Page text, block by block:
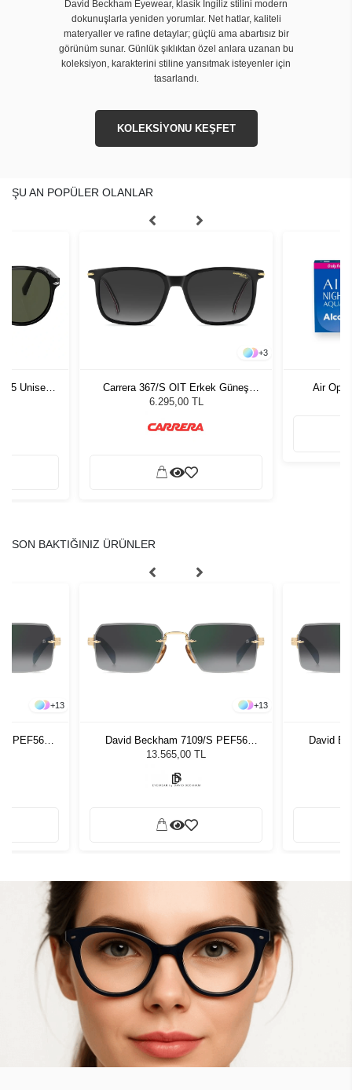
David Beckham Eyewear, klasik İngiliz stilini modern
dokunuşlarla yeniden yorumlar. Net hatlar, kaliteli
materyaller ve rafine detaylar; güçlü ama abartısız bir
görünüm sunar. Günlük şıklıktan özel anlara uzanan bu
koleksiyon, karakterini stiline yansıtmak isteyenler için
tasarlandı.
KOLEKSİYONU KEŞFET
ŞU AN POPÜLER OLANLAR
55 Unisex
+3
Carrera 367/S OIT Erkek Güneş
Gözlüğü
6.295,00 TL
Air
SON BAKTIĞINIZ ÜRÜNLER
+13
PEF56
+13
David Beckham 7109/S PEF56
Unisex Güneş Gözlüğü
13.565,00 TL
David